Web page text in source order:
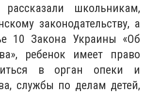
рассказали школьникам,
законодательству, а
10 Закона Украины «Об
ребенок имеет право
в орган опеки и
службы по делам детей,